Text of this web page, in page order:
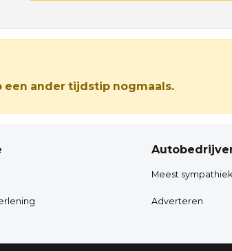
een ander tijdstip nogmaals.
Meest
Adverteren